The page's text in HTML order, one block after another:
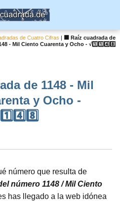
de Cuatro Cifras |
🟦 Raíz cuadrada de
- Mil Ciento Cuarenta y Ocho - √1️⃣1️⃣4️⃣8️⃣
de 1148 - Mil
y Ocho -
número que resulta de
número 1148 / Mil Ciento
has llegado a la web idónea